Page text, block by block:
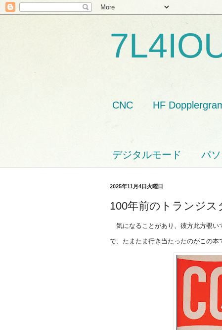
CNC HF
デジタルモード パ
2025年11月4日火曜日
100年前のトランジス
気になることがあり、彼方此方覗い
で、たまたま行き当たったのがこの本